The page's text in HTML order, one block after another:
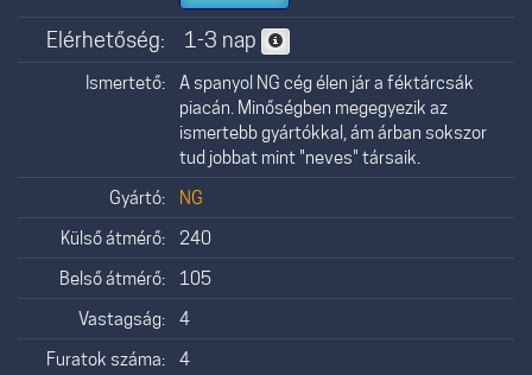
Elérhetőség: 1-3 nap
Ismertető:
A spanyol NG cég élen jár a féktárcsák
piacán. Minőségben megegyezik az
ismertebb gyártókkal, ám árban sokszor
tud jobbat mint "neves" társaik.
Gyártó:
NG
Külső átmérő:
240
Belső átmérő:
105
Vastagság:
4
Furatok száma:
4